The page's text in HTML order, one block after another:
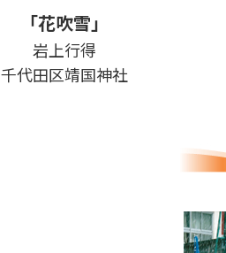
「花吹雪」
岩上行得
千代田区靖国神社